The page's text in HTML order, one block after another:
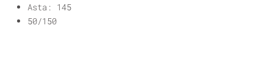
Asta: 145
50/150